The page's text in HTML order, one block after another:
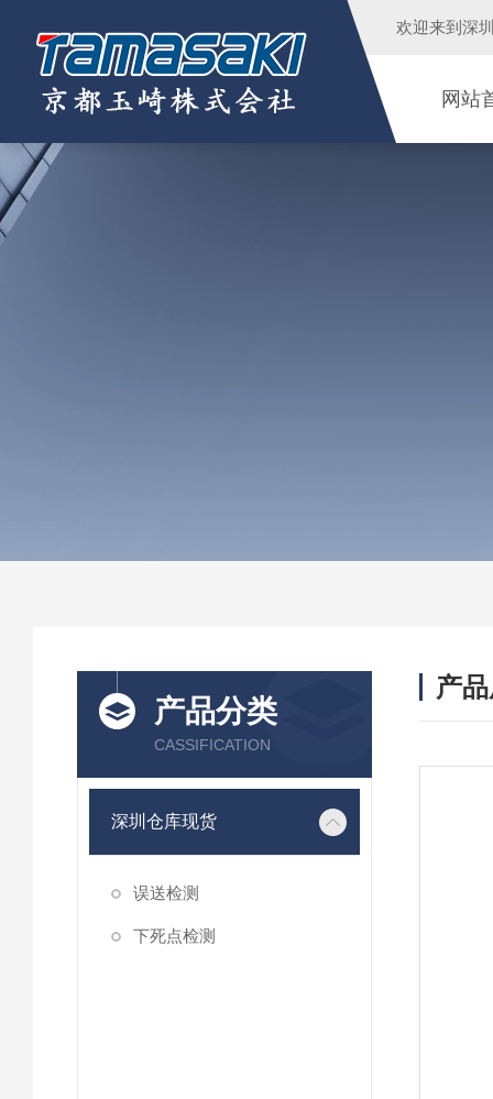
欢迎来到 深
网站
产品分类
CASSIFICATION
深圳仓库现货
误送检测
下死点检测
产